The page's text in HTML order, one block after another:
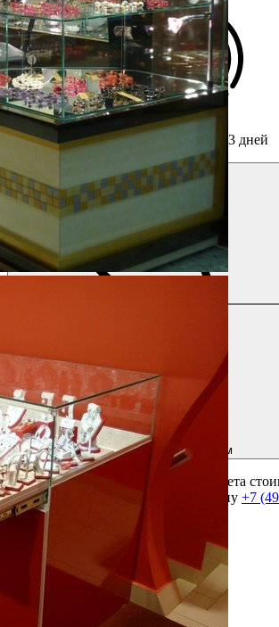
Срок изготовления мебели от 3 дней
параметрам
Для получения консультации и расчета
оборудования позвоните по телефону +7